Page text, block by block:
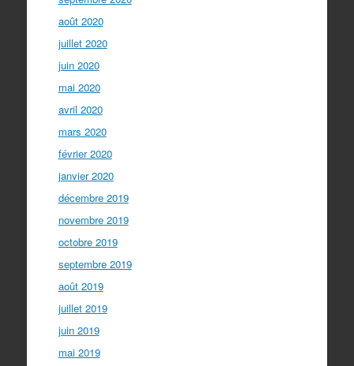
août 2020
juillet 2020
juin 2020
mai 2020
avril 2020
mars 2020
février 2020
janvier 2020
décembre 2019
novembre 2019
octobre 2019
septembre 2019
août 2019
juillet 2019
juin 2019
mai 2019